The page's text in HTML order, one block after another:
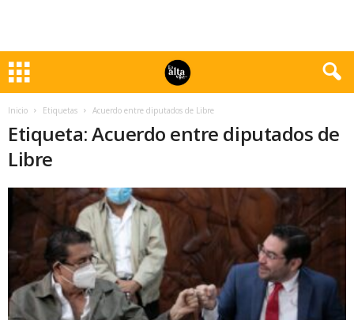
Inicio Etiquetas Acuerdo entre diputados de Libre
Etiqueta: Acuerdo entre diputados de
Libre